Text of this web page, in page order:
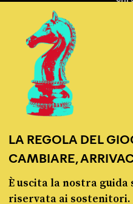
LA REGOLA DEL
CAMBIARE,
È uscita la nostra
riservata ai sostenitori.
© Pagella